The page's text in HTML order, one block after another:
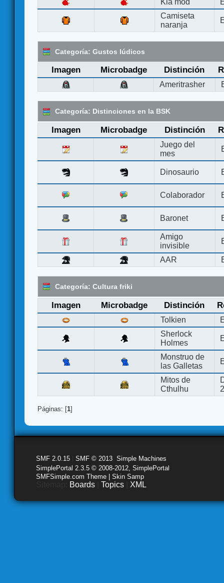
Camiseta
naranja
Categoría: Gustos lúdicos
Imagen Microbadge Distinción
Ameritrasher
Categoría: Distinciones en la BSK
Imagen Microbadge Distinción
Juego del
mes
Dinosaurio
Colaborador
Baronet
Amigo
invisible
AAR
Categoría: Cultura friki
Imagen Microbadge Distinción
Tolkien
Sherlock
Holmes
Monstruo de
las Galletas
Mitos de
Cthulhu
Páginas: [1]
SMF 2.0.15 SMF © 2013 Simple Machines
SimplePortal 2.3.5 © 2008-2012, SimplePortal
SMFSimple.com Theme | Skin Samp
Boards Topics XML